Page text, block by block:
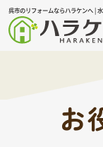
呉市のリフォームならハラケンへ |
お